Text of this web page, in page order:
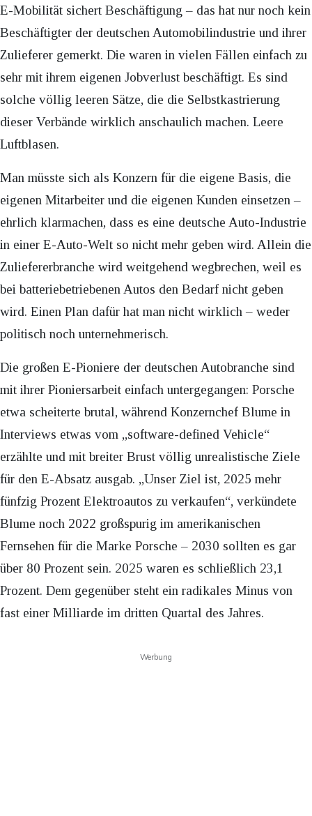
E-Mobilität sichert Beschäftigung – das hat nur noch kein
Beschäftigter der deutschen Automobilindustrie und ihrer
Zulieferer gemerkt. Die waren in vielen Fällen einfach zu
sehr mit ihrem eigenen Jobverlust beschäftigt. Es sind
solche völlig leeren Sätze, die die Selbstkastrierung
dieser Verbände wirklich anschaulich machen. Leere
Luftblasen.
Man müsste sich als Konzern für die eigene Basis, die
eigenen Mitarbeiter und die eigenen Kunden einsetzen –
ehrlich klarmachen, dass es eine deutsche Auto-Industrie
in einer E-Auto-Welt so nicht mehr geben wird. Allein die
Zuliefererbranche wird weitgehend wegbrechen, weil es
bei batteriebetriebenen Autos den Bedarf nicht geben
wird. Einen Plan dafür hat man nicht wirklich – weder
politisch noch unternehmerisch.
Die großen E-Pioniere der deutschen Autobranche sind
mit ihrer Pioniersarbeit einfach untergegangen: Porsche
etwa scheiterte brutal, während Konzernchef Blume in
Interviews etwas vom „software-defined Vehicle“
erzählte und mit breiter Brust völlig unrealistische Ziele
für den E-Absatz ausgab. „Unser Ziel ist, 2025 mehr
fünfzig Prozent Elektroautos zu verkaufen“, verkündete
Blume noch 2022 großspurig im amerikanischen
Fernsehen für die Marke Porsche – 2030 sollten es gar
über 80 Prozent sein. 2025 waren es schließlich 23,1
Prozent. Dem gegenüber steht ein radikales Minus von
fast einer Milliarde im dritten Quartal des Jahres.
Werbung